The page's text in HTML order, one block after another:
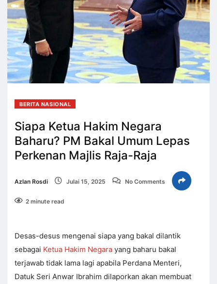
BERITA NASIONAL
Siapa Ketua Hakim Negara
Baharu? PM Bakal Umum Lepas
Perkenan Majlis Raja-Raja
Azlan Rosdi Julai 15, 2025 No Comments
2 minute read
Desas-desus mengenai siapa yang bakal dilantik
sebagai Ketua Hakim Negara yang baharu bakal
terjawab tidak lama lagi apabila Perdana Menteri,
Datuk Seri Anwar Ibrahim dilaporkan akan membuat